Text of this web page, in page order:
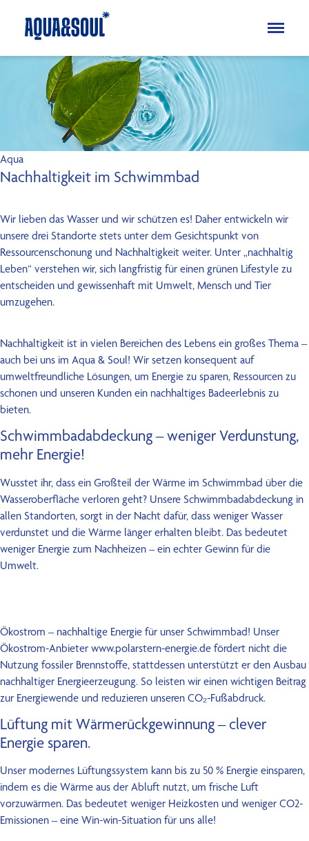
Aqua
Erwachsene
Aqua
Soul
Specials
Ferienkurse
Blog
FAQ
Über uns
Aqua
Nachhaltigkeit im Schwimmbad
Wir lieben das Wasser und wir schützen es! Daher entwickeln wir
unsere drei Standorte stets unter dem Gesichtspunkt von
Ressourcenschonung und Nachhaltigkeit weiter. Unter „nachhaltig
Leben“ verstehen wir, sich langfristig für einen grünen Lifestyle zu
entscheiden und gewissenhaft mit Umwelt, Mensch und Tier
umzugehen.
Nachhaltigkeit ist in vielen Bereichen des Lebens ein großes Thema –
auch bei uns im Aqua & Soul! Wir setzen konsequent auf
umweltfreundliche Lösungen, um Energie zu sparen, Ressourcen zu
schonen und unseren Kunden ein nachhaltiges Badeerlebnis zu
bieten.
Schwimmbadabdeckung – weniger Verdunstung,
mehr Energie!
Wusstet ihr, dass ein Großteil der Wärme im Schwimmbad über die
Wasseroberfläche verloren geht? Unsere Schwimmbadabdeckung in
allen Standorten, sorgt in der Nacht dafür, dass weniger Wasser
verdunstet und die Wärme länger erhalten bleibt. Das bedeutet
weniger Energie zum Nachheizen – ein echter Gewinn für die
Umwelt.
Ökostrom – nachhaltige Energie für unser Schwimmbad! Unser
Ökostrom-Anbieter www.polarstern-energie.de fördert nicht die
Nutzung fossiler Brennstoffe, stattdessen unterstützt er den Ausbau
nachhaltiger Energieerzeugung. So leisten wir einen wichtigen Beitrag
zur Energiewende und reduzieren unseren CO₂-Fußabdruck.
Lüftung mit Wärmerückgewinnung – clever
Energie sparen.
Unser modernes Lüftungssystem kann bis zu 50 % Energie einsparen,
indem es die Wärme aus der Abluft nutzt, um frische Luft
vorzuwärmen. Das bedeutet weniger Heizkosten und weniger CO2-
Emissionen – eine Win-win-Situation für uns alle!